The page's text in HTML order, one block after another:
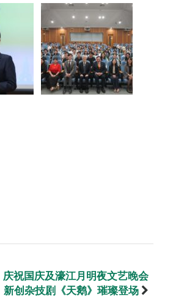
庆祝国庆及濠江月明夜文艺晚会
新创杂技剧《天鹅》璀璨登场